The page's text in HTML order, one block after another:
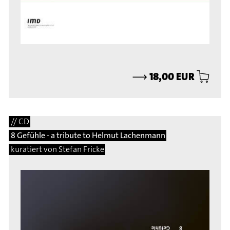
⟶18,00 EUR
// CD
8 Gefühle - a tribute to Helmut Lachenmann
kuratiert von Stefan Fricke